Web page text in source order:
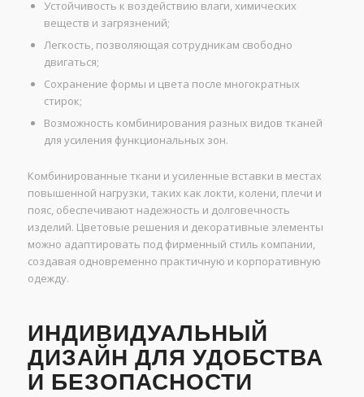
Устойчивость к воздействию влаги, химических
веществ и загрязнений;
Легкость, позволяющая сотрудникам свободно
двигаться;
Сохранение формы и цвета после многократных
стирок;
Возможность комбинирования разных видов тканей
для усиления функциональных зон.
Комбинированные ткани и усиленные вставки в местах
повышенной нагрузки, таких как локти, колени, плечи и
пояс, обеспечивают надежность и долговечность
изделий. Цветовые решения и декоративные элементы
можно адаптировать под фирменный стиль компании,
создавая одновременно практичную и корпоративную
одежду.
ИНДИВИДУАЛЬНЫЙ
ДИЗАЙН ДЛЯ УДОБСТВА
И БЕЗОПАСНОСТИ